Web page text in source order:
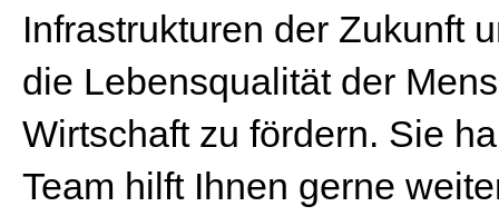
Infrastrukturen der Zukunft
die Lebensqualität der
Wirtschaft zu fördern. Sie
Team hilft Ihnen gerne